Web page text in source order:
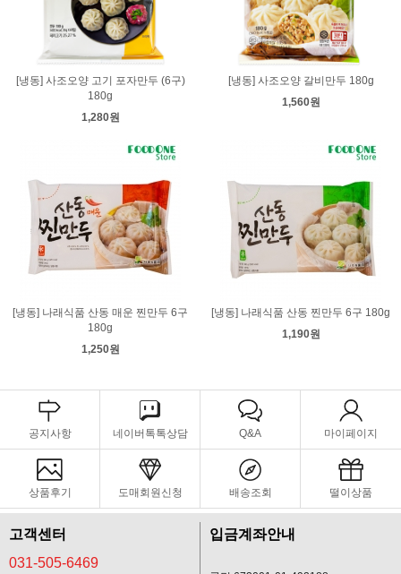
[냉동] 사조오양 고기 포자만두 (6구)
180g
1,280원
[냉동] 사조오양 갈비만두 180g
1,560원
[냉동] 나래식품 산동 매운 찐만두 6구
180g
1,250원
[냉동] 나래식품 산동 찐만두 6구 180g
1,190원
공지사항 네이버톡톡상담 Q&A 마이페이지
상품후기 도매회원신청 배송조회 떨이상품
고객센터
031-505-6469
입금계좌안내